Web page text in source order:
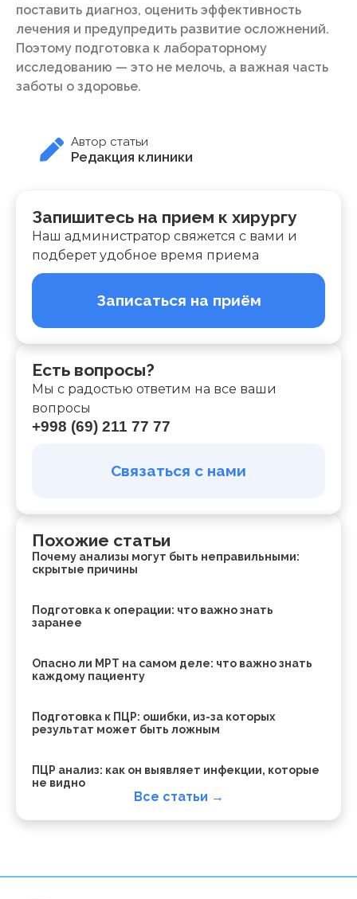
поставить диагноз, оценить эффективность
лечения и предупредить развитие осложнений.
Поэтому подготовка к лабораторному
исследованию — это не мелочь, а важная часть
заботы о здоровье.
Автор статьи
Редакция клиники
Запишитесь на прием к хирургу
Наш администратор свяжется с вами и
подберет удобное время приема
Записаться на приём
Есть вопросы?
Мы с радостью ответим на все ваши
вопросы
+998 (69) 211 77 77
Связаться с нами
Похожие статьи
Почему анализы могут быть неправильными:
скрытые причины
Подготовка к операции: что важно знать
заранее
Опасно ли МРТ на самом деле: что важно знать
каждому пациенту
Подготовка к ПЦР: ошибки, из-за которых
результат может быть ложным
ПЦР анализ: как он выявляет инфекции, которые
не видно
Все статьи →